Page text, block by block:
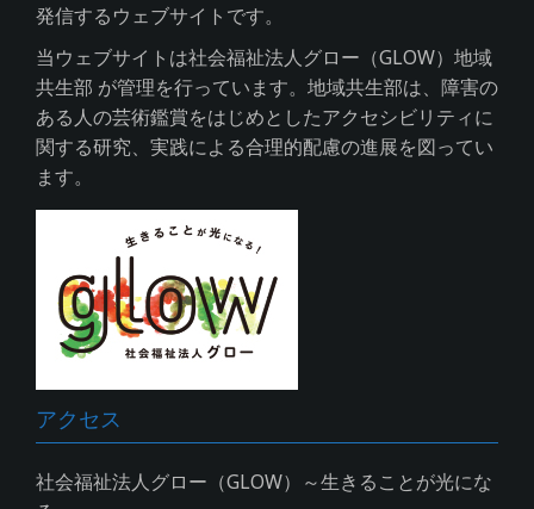
発信するウェブサイトです。
当ウェブサイトは社会福祉法人グロー（GLOW）地域
共生部 が管理を行っています。地域共生部は、障害の
ある人の芸術鑑賞をはじめとしたアクセシビリティに
関する研究、実践による合理的配慮の進展を図ってい
ます。
アクセス
社会福祉法人グロー（GLOW）～生きることが光にな